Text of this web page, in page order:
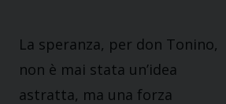
La speranza, per don Tonino,
non è mai stata un’idea
astratta, ma una forza